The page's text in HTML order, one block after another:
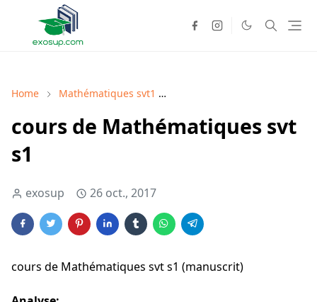
Home Mathématiques svt1
cours de Mathématiques svt
s1
exosup 26 oct., 2017
cours de Mathématiques svt s1 (manuscrit)